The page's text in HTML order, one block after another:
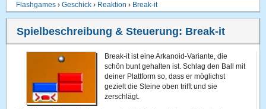
Flashgames ›Geschick › Reaktion › Break-it
Spielbeschreibung & Steuerung: Break-it
Break-it ist eine Arkanoid-Variante, die
schön bunt gehalten ist. Schlag den Ball mit
deiner Plattform so, dass er möglichst
gezielt die Steine oben trifft und sie
zerschlägt.